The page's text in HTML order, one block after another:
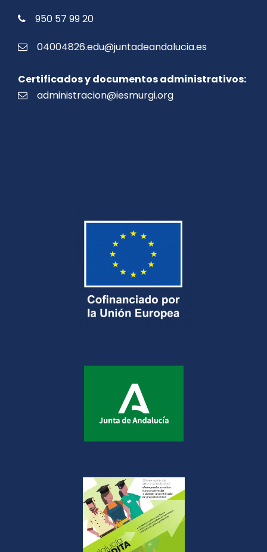
950 57 99 20
04004826.edu@juntadeandalucia.es
Certificados y documentos administrativos:
administracion@iesmurgi.org